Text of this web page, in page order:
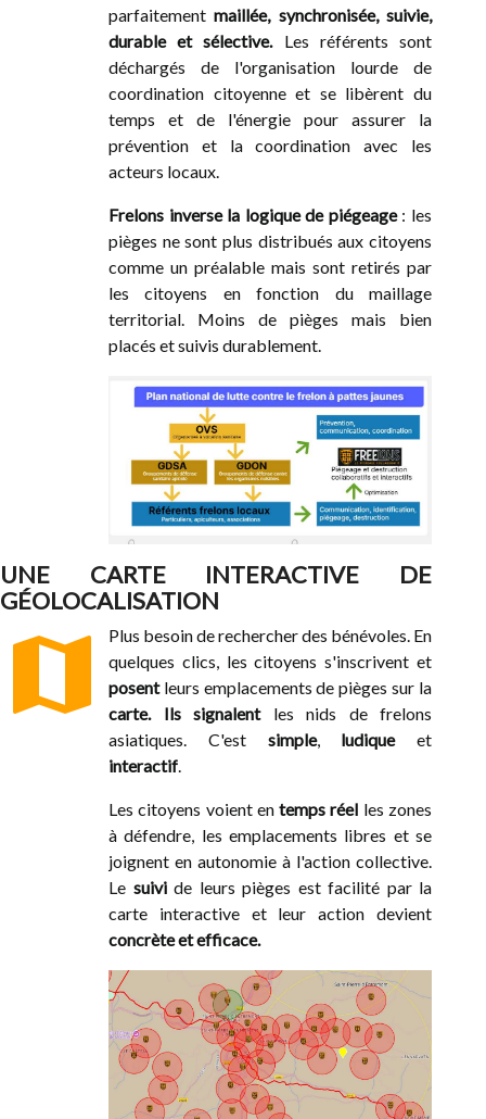
parfaitementmaillée, synchronisée, suivie,
durable et sélective. Les référents sont
déchargés de l'organisation lourde de
coordination citoyenne et se libèrent du
temps et de l'énergie pour assurer la
prévention et la coordination avec les
acteurs locaux.
Frelons inverse la logique de piégeage: les
pièges ne sont plus distribués aux citoyens
comme un préalable mais sont retirés par
les citoyens en fonction du maillage
territorial. Moins de pièges mais bien
placés et suivis durablement.
UNE CARTE INTERACTIVE DE
GÉOLOCALISATION
map
Plus besoin de rechercher des bénévoles. En
quelques clics, les citoyens s'inscrivent et
posentleurs emplacements de pièges sur la
carte. Ils
signalentles nids de frelons
asiatiques. C'est simple, ludiqueet
interactif.
Les citoyens voient entemps réel les zones
à défendre, les emplacements libres et se
joignent en autonomie à l'action collective.
Le suivide leurs pièges est facilité par la
carte interactive et leur action devient
concrète et efficace.